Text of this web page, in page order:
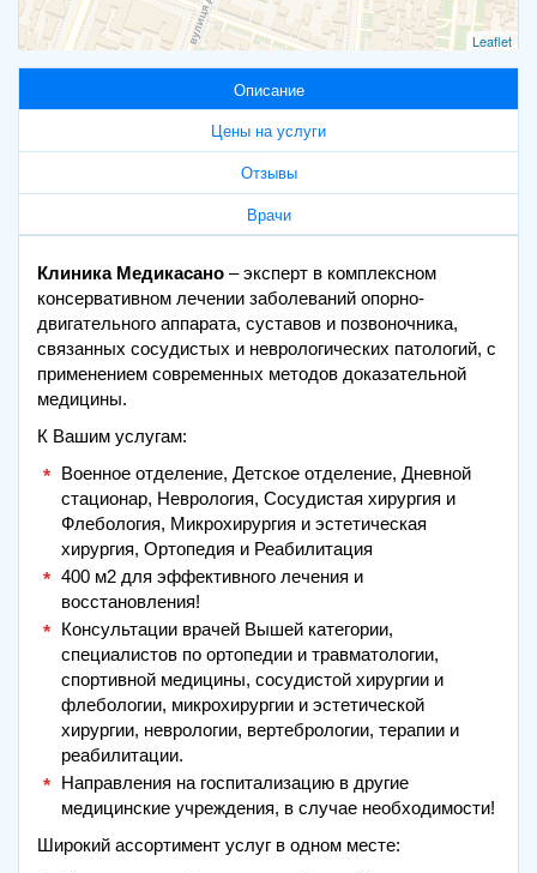
Leaflet
Описание
Цены на услуги
Отзывы
Врачи
Клиника Медикасано – эксперт в комплексном
консервативном лечении заболеваний опорно-
двигательного аппарата, суставов и позвоночника,
связанных сосудистых и неврологических патологий, с
применением современных методов доказательной
медицины.
К Вашим услугам:
Военное отделение, Детское отделение, Дневной
стационар, Неврология, Сосудистая хирургия и
Флебология, Микрохирургия и эстетическая
хирургия, Ортопедия и Реабилитация
400 м2 для эффективного лечения и
восстановления!
Консультации врачей Вышей категории,
специалистов по ортопедии и травматологии,
спортивной медицины, сосудистой хирургии и
флебологии, микрохирургии и эстетической
хирургии, неврологии, вертебрологии, терапии и
реабилитации.
Направления на госпитализацию в другие
медицинские учреждения, в случае необходимости!
Широкий ассортимент услуг в одном месте: